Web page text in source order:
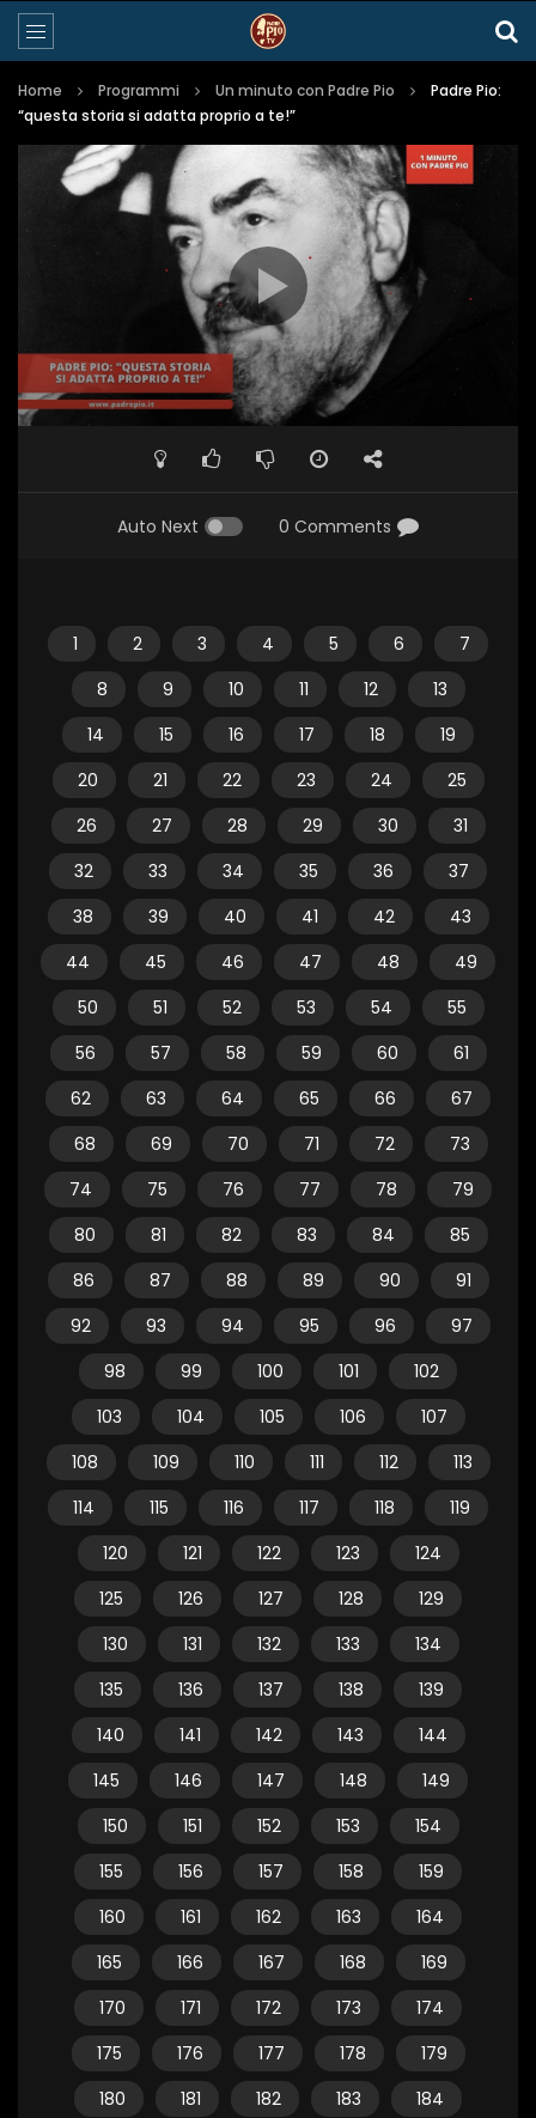
Home Programmi Un minuto con Padre Pio
Padre Pio:
“questa storia si adatta proprio a te!”
Auto Next 0 Comments
1 2 3 4 5 6
7
8
9 10 11 12
13
14
15 16 17 18
19
20
21 22 23 24
25
26
27 28 29 30
31
32
33 34 35 36
37
38
39 40 41 42
43
44
45 46 47 48
49
50
51 52 53 54
55
56
57 58 59 60
61
62
63 64 65 66
67
68
69 70 71 72
73
74
75 76 77 78
79
80
81 82 83 84
85
86
87 88 89 90
91
92
93 94 95 96
97
98
99 100 101
102
103
104 105 106
107
108
109 110 111 112
113
114
115 116 117 118
119
120
121 122 123
124
125
126 127 128
129
130
131 132 133
134
135
136 137 138
139
140
141 142 143
144
145
146 147 148
149
150
151 152 153
154
155
156 157 158
159
160
161 162 163
164
165
166 167 168
169
170
171 172 173
174
175
176 177 178
179
180
181 182 183
184